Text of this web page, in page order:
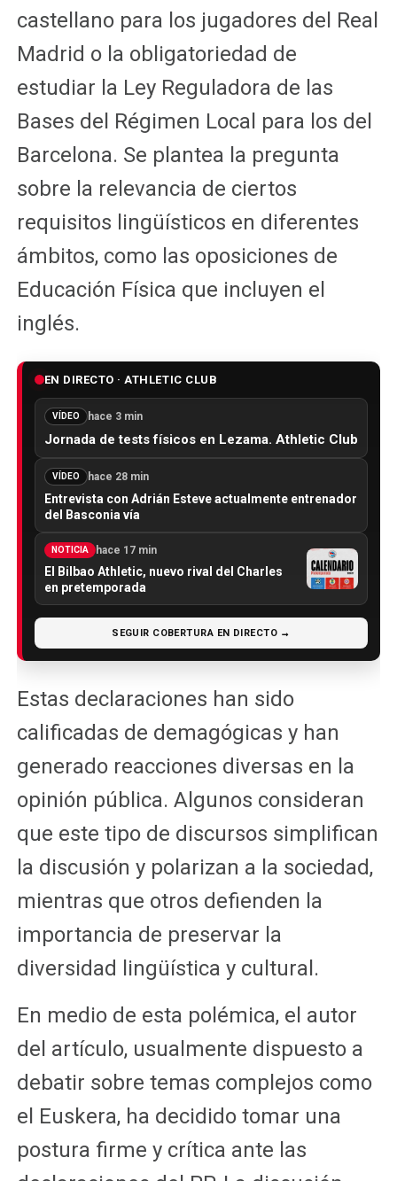
castellano para los jugadores del Real
Madrid o la obligatoriedad de
estudiar la Ley Reguladora de las
Bases del Régimen Local para los del
Barcelona. Se plantea la pregunta
sobre la relevancia de ciertos
requisitos lingüísticos en diferentes
ámbitos, como las oposiciones de
Educación Física que incluyen el
inglés.
EN DIRECTO · ATHLETIC CLUB
VÍDEO hace 3 min
Jornada de tests físicos en Lezama. Athletic Club
VÍDEO hace 28 min
Entrevista con Adrián Esteve actualmente entrenador
del Basconia vía
NOTICIA hace 17 min
El Bilbao Athletic, nuevo rival del Charles
en pretemporada
SEGUIR COBERTURA EN DIRECTO →
Estas declaraciones han sido
calificadas de demagógicas y han
generado reacciones diversas en la
opinión pública. Algunos consideran
que este tipo de discursos simplifican
la discusión y polarizan a la sociedad,
mientras que otros defienden la
importancia de preservar la
diversidad lingüística y cultural.
En medio de esta polémica, el autor
del artículo, usualmente dispuesto a
debatir sobre temas complejos como
el Euskera, ha decidido tomar una
postura firme y crítica ante las